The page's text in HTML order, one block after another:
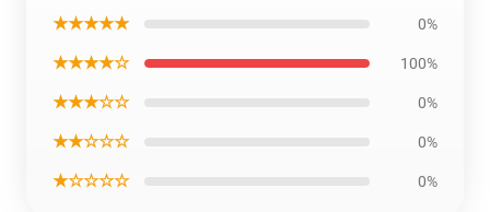
★★★★★ 0%
★★★★☆ 100%
★★★☆☆ 0%
★★☆☆☆ 0%
★☆☆☆☆ 0%